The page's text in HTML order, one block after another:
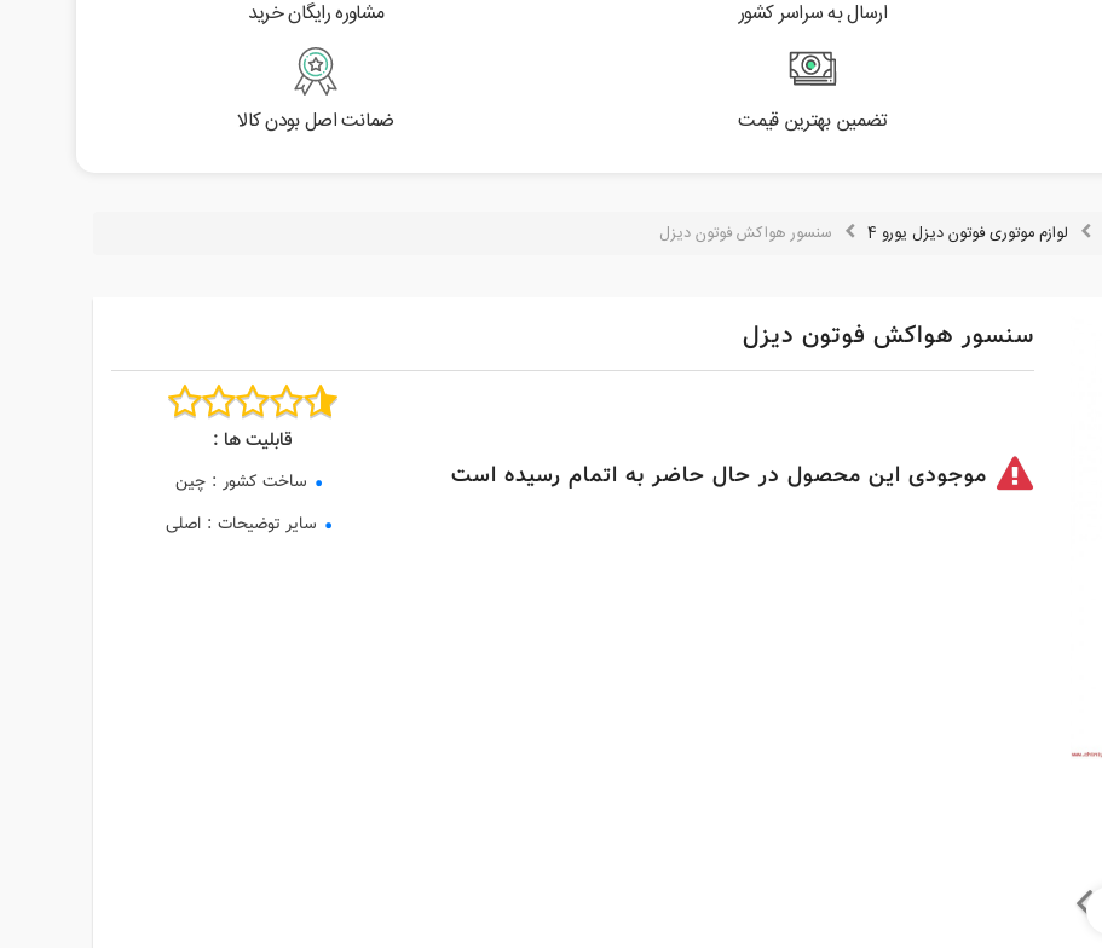
ارسال به سراسر کشور مشاوره رایگان خرید
تضمین بهترین قیمت ضمانت اصل بودن کالا
لوازم موتوری فوتون دیزل یورو 4 سنسور هواکش فوتون دیزل
سنسور هواکش فوتون دیزل
موجودی این محصول در حال حاضر به اتمام رسیده است
قابلیت ها :
ساخت کشور : چین
سایر توضیحات : اصلی